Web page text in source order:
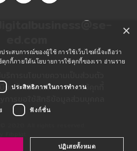
digitalbusiness@se-
การ
ยนนักเขียนนโยบายการใช้คุกกี้
2020 All rights reserved.
×
ระสบการณ์ของผู้ใช้ การใช้เว็บไซต์นี้จะถือว่า
กกี้ภายใต้นโยบายการใช้คุกกี้ของเรา อ่านราย
ประสิทธิภาพในการทำงาน
ฟังก์ชั่น
ปฏิเสธทั้งหมด